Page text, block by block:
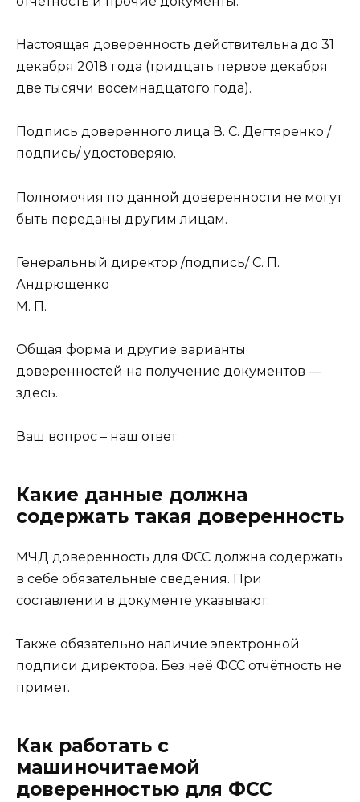
Настоящая доверенность действительна до 31
декабря 2018 года (тридцать первое декабря
две тысячи восемнадцатого года).
Подпись доверенного лица В. С. Дегтяренко /
подпись/ удостоверяю.
Полномочия по данной доверенности не могут
быть переданы другим лицам.
Генеральный директор /подпись/ С. П.
Андрющенко
М. П.
Общая форма и другие варианты
доверенностей на получение документов —
здесь.
Ваш вопрос – наш ответ
Какие данные должна
содержать такая доверенность
МЧД доверенность для ФСС должна содержать
в себе обязательные сведения. При
составлении в документе указывают:
Также обязательно наличие электронной
подписи директора. Без неё ФСС отчётность не
примет.
Как работать с
машиночитаемой
доверенностью для ФСС